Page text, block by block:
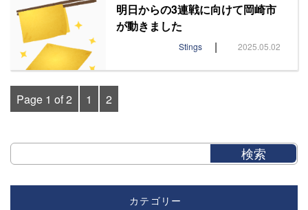
明日からの3連戦に向けて岡崎市
が動きました
Stings | 2025.05.02
Page 1 of 2 1 2
カテゴリー